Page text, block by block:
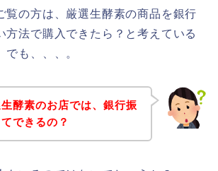
覧の方は、厳選生酵素の商品を銀行
方法で購入できたら？と考えている
も、、、。
酵素のお店では、銀行振
できるの？